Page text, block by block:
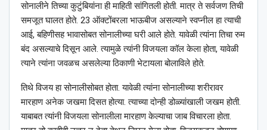
सोनालीने तिच्या कुटुंबियांना ही माहिती सांगितली होती. मात्र ते सर्वजण तिची
समजूत घालत होते. 23 ऑक्टोंबरला भाऊबीज असल्याने स्वप्नील हा त्याची
आई, बहिणीसह भावासोबत सोनालीच्या घरी आले होते. यावेळी त्यांना तिचा रुम
बंद असल्याचे दिसून आले. त्यामुळे त्यांनी विजयला कॉल केला होता, यावेळी
त्याने त्यांना जवळच असलेल्या ठिकाणी भेटायला बोलाविले होते.
तिथे विजय हा सोनालीसोबत होता. यावेळी त्यांना सोनालीच्या शरीरावर
मारहाण अनेक जखमा दिसत होत्या. त्याच्या दोन्ही डोळ्यांखाली जखम होती.
याबाबत त्यांनी विजयला सोनालीला मारहाण केल्याचा जाब विचारला होता.